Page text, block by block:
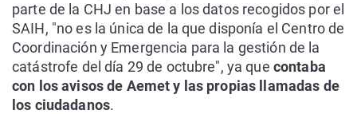
parte de la CHJ en base a los datos recogidos por el
SAIH, "no es la única de la que disponía el Centro de
Coordinación y Emergencia para la gestión de la
catástrofe del día 29 de octubre", ya que contaba
con los avisos de Aemet y las propias llamadas de
los ciudadanos.